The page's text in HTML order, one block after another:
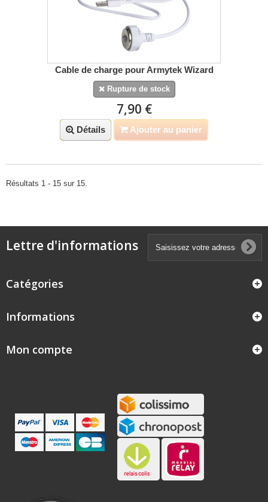
Cable de charge pour Armytek Wizard
Rupture de stock
7,90 €
Détails Ajouter au panier
Résultats 1 - 15 sur 15.
Lettre d'informations
Catégories
Informations
Mon compte